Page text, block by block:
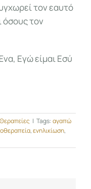
τον εαυτό
όσους τον
Εγώ είμαι Εσύ
Θεραπείες | Tags:αγαπώ
,ενηλικίωση,